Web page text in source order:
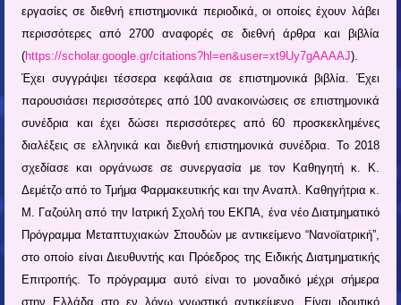
εργασίες σε διεθνή επιστημονικά περιοδικά, οι οποίες έχουν λάβει
περισσότερες από 2700 αναφορές σε διεθνή άρθρα και βιβλία
(https://scholar.google.gr/citations?hl=en&user=xt9Uy7gAAAAJ).
Έχει συγγράψει τέσσερα κεφάλαια σε επιστημονικά βιβλία. Έχει
παρουσιάσει περισσότερες από 100 ανακοινώσεις σε επιστημονικά
συνέδρια και έχει δώσει περισσότερες από 60 προσκεκλημένες
διαλέξεις σε ελληνικά και διεθνή επιστημονικά συνέδρια. Το 2018
σχεδίασε και οργάνωσε σε συνεργασία με τον Καθηγητή κ. Κ.
Δεμέτζο από το Τμήμα Φαρμακευτικής και την Αναπλ. Καθηγήτρια κ.
Μ. Γαζούλη από την Ιατρική Σχολή του ΕΚΠΑ, ένα νέο Διατμηματικό
Πρόγραμμα Μεταπτυχιακών Σπουδών με αντικείμενο “Νανοϊατρική”,
στο οποίο είναι Διευθυντής και Πρόεδρος της Ειδικής Διατμηματικής
Επιτροπής. Το πρόγραμμα αυτό είναι το μοναδικό μέχρι σήμερα
στην Ελλάδα στο εν λόγω γνωστικό αντικείμενο. Είναι ιδρυτικό